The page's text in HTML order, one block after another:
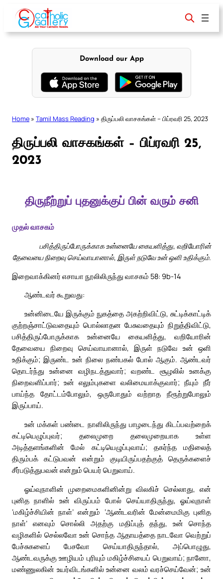
content
Download our App
Home » Tamil Mass Reading » திருப்பலி வாசகங்கள் – பிப்ரவரி 25, 2023
திருப்பலி வாசகங்கள் – பிப்ரவரி 25,
2023
திருநீற்றுப் புதனுக்குப் பின் வரும் சனி
முதல் வாசகம்
பசித்திருப்போருக்காக உன்னையே கையளித்து, வறியோரின்
தேவையை நிறைவு செய்வாயானால், இருள் நடுவே உன் ஒளி உதிக்கும்.
இறைவாக்கினர் எசாயா நூலிலிருந்து வாசகம் 58: 9b-14
ஆண்டவர் கூறுவது:
உன்னிடையே இருக்கும் நுகத்தை அகற்றிவிட்டு, சுட்டிக்காட்டிக்
குற்றஞ்சாட்டுவதையும் பொல்லாதன பேசுவதையும் நிறுத்திவிட்டு,
பசித்திருப்போருக்காக உன்னையே கையளித்து, வறியோரின்
தேவையை நிறைவு செய்வாயானால், இருள் நடுவே உன் ஒளி
உதிக்கும்; இருண்ட உன் நிலை நண்பகல் போல் ஆகும். ஆண்டவர்
தொடர்ந்து உன்னை வழிநடத்துவார்; வறண்ட சூழலில் உனக்கு
நிறைவளிப்பார்; உன் எலும்புகளை வலிமையாக்குவார்; நீயும் நீர்
பாய்ந்த தோட்டம்போலும், ஒருபோதும் வற்றாத நீரூற்றுபோலும்
இருப்பாய்.
உன் மக்கள் பண்டை நாளிலிருந்து பாழடைந்து கிடப்பவற்றைக்
கட்டியெழுப்புவர்; தலைமுறை தலைமுறையாக உள்ள
அடித்தளங்களின் மேல் கட்டியெழுப்புவாய்; தகர்ந்த மதிலைத்
திரும்பக் கட்டுபவன் என்றும் குடியிருப்பதற்குத் தெருக்களைச்
சீர்படுத்துபவன் என்றும் பெயர் பெறுவாய்.
ஓய்வுநாளின் முறைமைகளினின்று விலகிச் செல்லாது, என்
புனித நாளில் உன் விருப்பம் போல் செய்யாதிருந்து, ஓய்வுநாள்
‘மகிழ்ச்சியின் நாள்’ என்றும் ‘ஆண்டவரின் மேன்மைமிகு புனித
நாள்’ எனவும் சொல்லி அதற்கு மதிப்புத் தந்து, உன் சொந்த
வழிகளில் செல்லவோ உன் சொந்த ஆதாயத்தை நாடவோ வெற்றுப்
பேச்சுகளைப் பேசவோ செய்யாதிருந்தால், அப்பொழுது,
ஆண்டவருக்கு ஊழியம் புரியும் மகிழ்ச்சியைப் பெறுவாய்; நானோ,
மண்ணுலகின் உயர்விடங்களில் உன்னை வலம் வரச்செய்வேன்; உன்